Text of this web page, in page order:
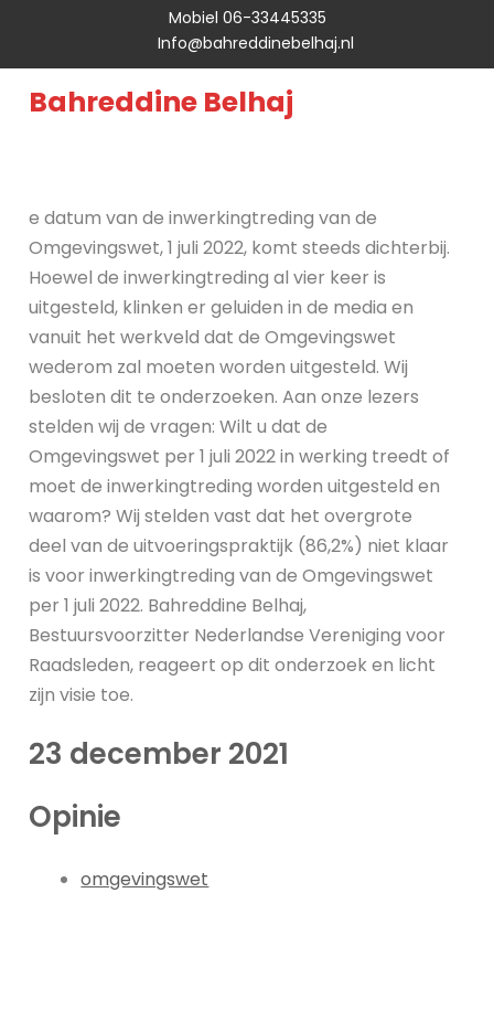
Mobiel 06-33445335
Info@bahreddinebelhaj.nl
Bahreddine Belhaj
e datum van de inwerkingtreding van de
Omgevingswet, 1 juli 2022, komt steeds dichterbij.
Hoewel de inwerkingtreding al vier keer is
uitgesteld, klinken er geluiden in de media en
vanuit het werkveld dat de Omgevingswet
wederom zal moeten worden uitgesteld. Wij
besloten dit te onderzoeken. Aan onze lezers
stelden wij de vragen: Wilt u dat de
Omgevingswet per 1 juli 2022 in werking treedt of
moet de inwerkingtreding worden uitgesteld en
waarom? Wij stelden vast dat het overgrote
deel van de uitvoeringspraktijk (86,2%) niet klaar
is voor inwerkingtreding van de Omgevingswet
per 1 juli 2022. Bahreddine Belhaj,
Bestuursvoorzitter Nederlandse Vereniging voor
Raadsleden, reageert op dit onderzoek en licht
zijn visie toe.
23 december 2021
Opinie
omgevingswet